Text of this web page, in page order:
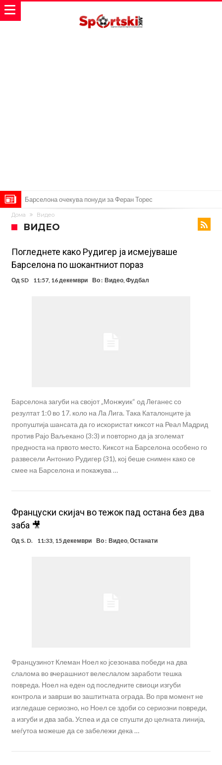
Барселона очекува понуди за Феран Торес
Винисиус ги избриша сите објави на Инстаграм откако Реал му
понуди нов договор
Ливерпул понуди 100 милиони евра за Баркола, ПСЖ веднаш
побара уште 50 милиони
Јувентус се насочил кон напаѓач на Манчестер Јунајтед
Модриќ откри што го натерало да остане во Милан
Стотици навивачи го пречекаа Салах во Истанбул
Дома Видео
ВИДЕО
Погледнете како Рудигер ја исмејуваше
Барселона по шокантниот пораз
Од SD 11:57, 16 декември Во : Видео, Фудбал
Барселона загуби на својот „Монжуик“ од Леганес со
резултат 1:0 во 17. коло на Ла Лига. Така Каталонците ја
пропуштија шансата да го искористат киксот на Реал Мадрид
против Рајо Ваљекано (3:3) и повторно да ја зголемат
предноста на првото место. Киксот на Барселона особено го
развесели Антонио Рудигер (31), кој беше снимен како се
смее на Барселона и покажува …
Француски скијач во тежок пад остана без два
заба 🎥
Од S. D. 11:33, 15 декември Во : Видео,Останати
Французинот Клеман Ноел ко јсезонава победи на два
слалома во вчерашниот велеслалом заработи тешка
повреда. Ноел на еден од последните свиоци изгуби
контрола и заврши во заштитната ограда. Во прв момент не
изгледаше сериозно, но Ноел се здоби со сериозни повреди,
а изгуби и два заба. Успеа и да се спушти до целната линија,
меѓутоа можеше да се забележи дека …